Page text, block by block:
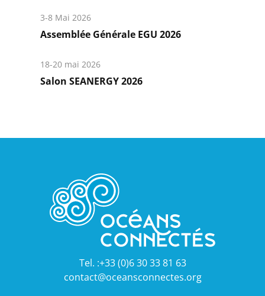
savoir
plus
3-8 Mai 2026
Assemblée Générale EGU 2026
savoir
plus
18-20 mai 2026
Salon SEANERGY 2026
Tel. :+33 (0)6 30 33 81 63
contact@oceansconnectes.org